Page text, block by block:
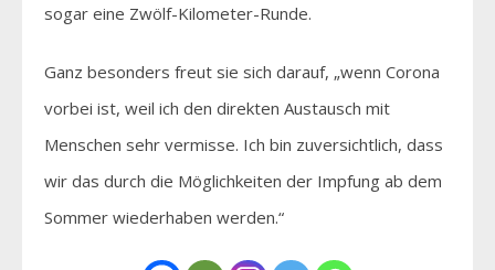
sogar eine Zwölf-Kilometer-Runde.
Ganz besonders freut sie sich darauf, „wenn Corona
vorbei ist, weil ich den direkten Austausch mit
Menschen sehr vermisse. Ich bin zuversichtlich, dass
wir das durch die Möglichkeiten der Impfung ab dem
Sommer wiederhaben werden.“